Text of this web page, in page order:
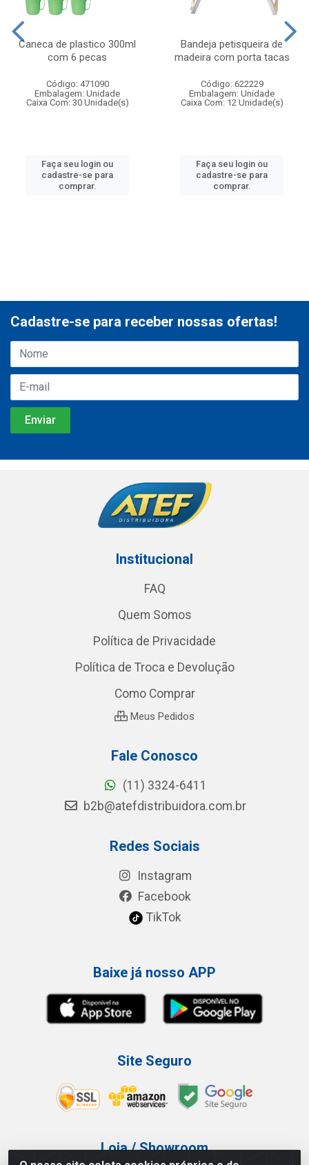
Caneca de plastico 300ml
com 6 pecas
Código: 471090
Embalagem: Unidade
Caixa Com: 30 Unidade(s)
Faça seu login ou
cadastre-se para
comprar.
Bandeja petisqueira de
madeira com porta tacas
Código: 622229
Embalagem: Unidade
Caixa Com: 12 Unidade(s)
Faça seu login ou
cadastre-se para
comprar.
Cadastre-se para receber nossas ofertas!
Institucional
FAQ
Quem Somos
Política de Privacidade
Política de Troca e Devolução
Como Comprar
Meus Pedidos
Fale Conosco
(11) 3324-6411
b2b@atefdistribuidora.com.br
Redes Sociais
Instagram
Facebook
TikTok
Baixe já nosso APP
Site Seguro
Loja / Showroom